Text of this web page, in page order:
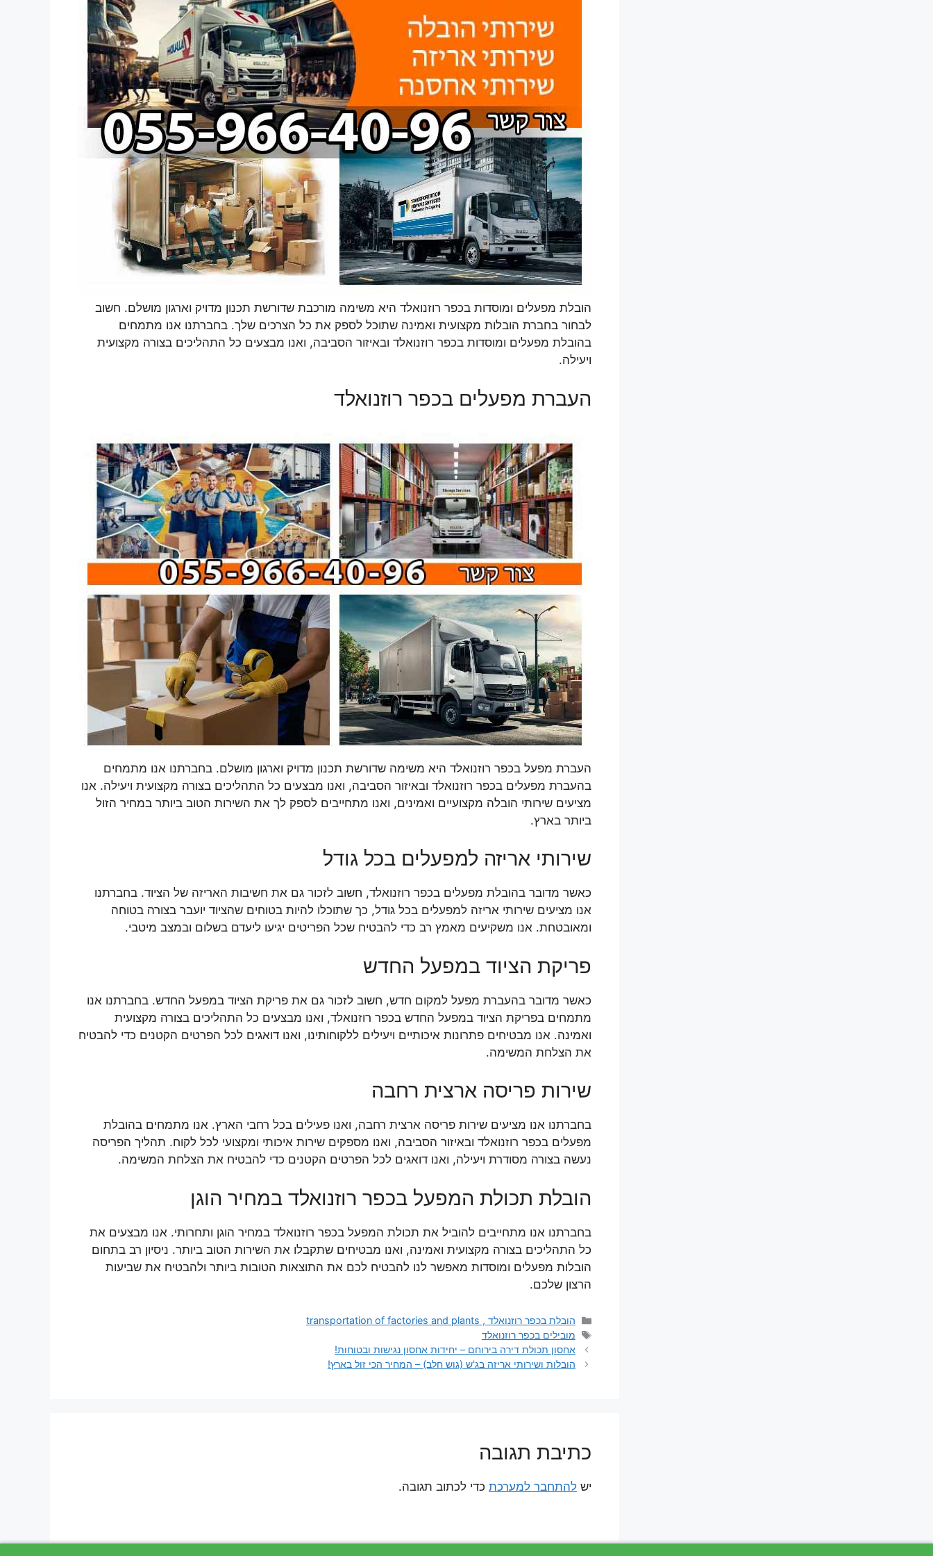
הובלת מפעלים ומוסדות בכפר רוזנואלד היא משימה מורכבת שדורשת תכנון מדויק וארגון מושלם. חשוב
לבחור בחברת הובלות מקצועית ואמינה שתוכל לספק את כל הצרכים שלך. בחברתנו אנו מתמחים
בהובלת מפעלים ומוסדות בכפר רוזנואלד ובאיזור הסביבה, ואנו מבצעים כל התהליכים בצורה מקצועית
ויעילה.
העברת מפעלים בכפר רוזנואלד
העברת מפעל בכפר רוזנואלד היא משימה שדורשת תכנון מדויק וארגון מושלם. בחברתנו אנו מתמחים
בהעברת מפעלים בכפר רוזנואלד ובאיזור הסביבה, ואנו מבצעים כל התהליכים בצורה מקצועית ויעילה. אנו
מציעים שירותי הובלה מקצועיים ואמינים, ואנו מתחייבים לספק לך את השירות הטוב ביותר במחיר הזול
ביותר בארץ.
שירותי אריזה למפעלים בכל גודל
כאשר מדובר בהובלת מפעלים בכפר רוזנואלד, חשוב לזכור גם את חשיבות האריזה של הציוד. בחברתנו
אנו מציעים שירותי אריזה למפעלים בכל גודל, כך שתוכלו להיות בטוחים שהציוד יועבר בצורה בטוחה
ומאובטחת. אנו משקיעים מאמץ רב כדי להבטיח שכל הפריטים יגיעו ליעדם בשלום ובמצב מיטבי.
פריקת הציוד במפעל החדש
כאשר מדובר בהעברת מפעל למקום חדש, חשוב לזכור גם את פריקת הציוד במפעל החדש. בחברתנו אנו
מתמחים בפריקת הציוד במפעל החדש בכפר רוזנואלד, ואנו מבצעים כל התהליכים בצורה מקצועית
ואמינה. אנו מבטיחים פתרונות איכותיים ויעילים ללקוחותינו, ואנו דואגים לכל הפרטים הקטנים כדי להבטיח
את הצלחת המשימה.
שירות פריסה ארצית רחבה
בחברתנו אנו מציעים שירות פריסה ארצית רחבה, ואנו פעילים בכל רחבי הארץ. אנו מתמחים בהובלת
מפעלים בכפר רוזנואלד ובאיזור הסביבה, ואנו מספקים שירות איכותי ומקצועי לכל לקוח. תהליך הפריסה
נעשה בצורה מסודרת ויעילה, ואנו דואגים לכל הפרטים הקטנים כדי להבטיח את הצלחת המשימה.
הובלת תכולת המפעל בכפר רוזנואלד במחיר הוגן
בחברתנו אנו מתחייבים להוביל את תכולת המפעל בכפר רוזנואלד במחיר הוגן ותחרותי. אנו מבצעים את
כל התהליכים בצורה מקצועית ואמינה, ואנו מבטיחים שתקבלו את השירות הטוב ביותר. ניסיון רב בתחום
הובלות מפעלים ומוסדות מאפשר לנו להבטיח לכם את התוצאות הטובות ביותר ולהבטיח את שביעות
הרצון שלכם.
קטגוריות
הובלת בכפר רוזנואלד , transportation of factories and plants
תגיות
מובילים בכפר רוזנואלד
אחסון תכולת דירה בירוחם – יחידות אחסון נגישות ובטוחות!
הובלות ושירותי אריזה בג'ש (גוש חלב) – המחיר הכי זול בארץ!
כתיבת תגובה
יש להתחבר למערכת כדי לכתוב תגובה.